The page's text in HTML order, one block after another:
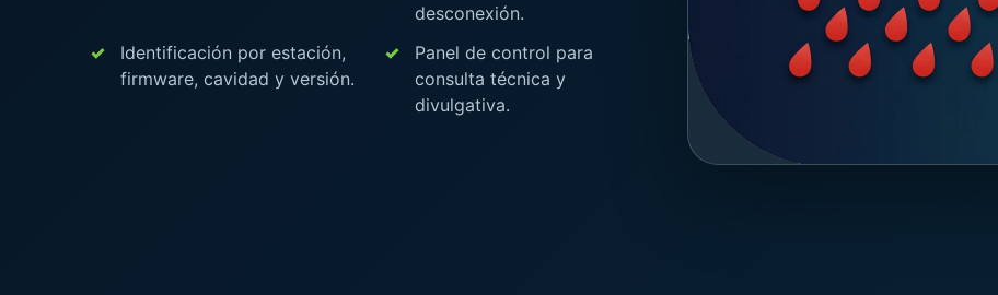
desconexión.
Identificación por estación,
firmware, cavidad y versión.
Panel de control para
consulta técnica y
divulgativa.